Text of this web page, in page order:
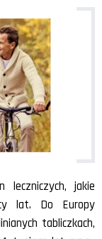
jakie
lat. Do Europy
tabliczkach,